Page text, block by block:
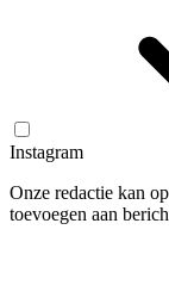
Instagram
Onze redactie kan
toevoegen aan